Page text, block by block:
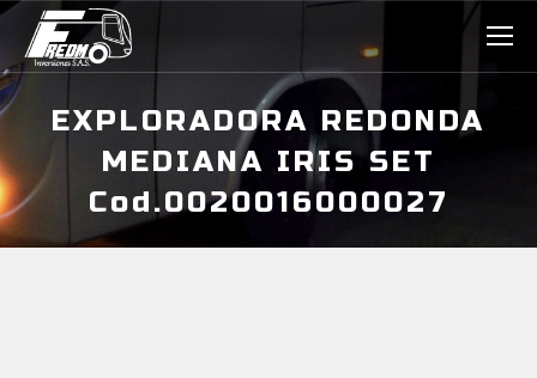
EXPLORADORA REDONDA
MEDIANA IRIS SET
Cod.0020016000027